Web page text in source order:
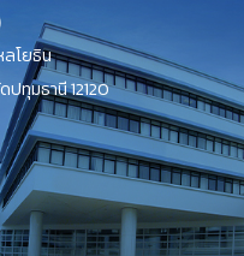
ลโยธิน
ทุมธานี 12120